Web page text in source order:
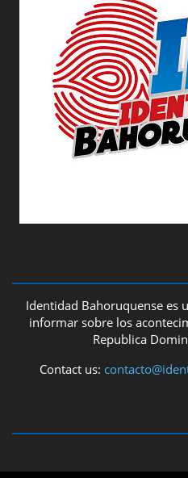
Identidad Bahoruquense es
informar sobre los
Republica
Contact us: